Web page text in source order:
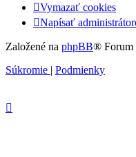
Vymazať cookies
Napísať
Založené na phpBB® Forum
Súkromie | Podmienky